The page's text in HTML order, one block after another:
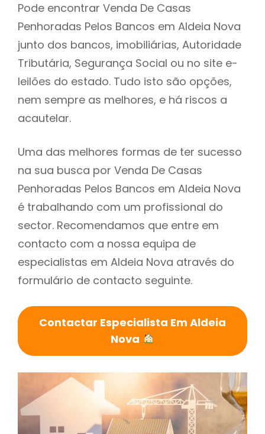
Pode encontrar Venda De Casas
Penhoradas Pelos Bancos em Aldeia Nova
junto dos bancos, imobiliárias, Autoridade
Tributária, Segurança Social ou no site e-
leilões do estado. Tudo isto são opções,
nem sempre as melhores, e há riscos a
acautelar.
Uma das melhores formas de ter sucesso
na sua busca por Venda De Casas
Penhoradas Pelos Bancos em Aldeia Nova
é trabalhando com um profissional do
sector. Recomendamos que entre em
contacto com a nossa equipa de
especialistas em Aldeia Nova através do
formulário de contacto seguinte.
Contactar Especialista Em Aldeia
Nova